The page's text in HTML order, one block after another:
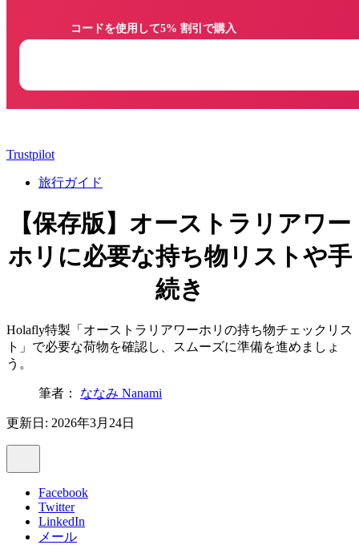
Trustpilot
旅行ガイド
【保存版】オーストラリアワー
ホリに必要な持ち物リストや手
続き
Holafly特製「オーストラリアワーホリの持ち物チェックリス
ト」で必要な荷物を確認し、スムーズに準備を進めましょ
う。
筆者： ななみ Nanami
更新日: 2026年3月24日
Facebook
Twitter
LinkedIn
メール